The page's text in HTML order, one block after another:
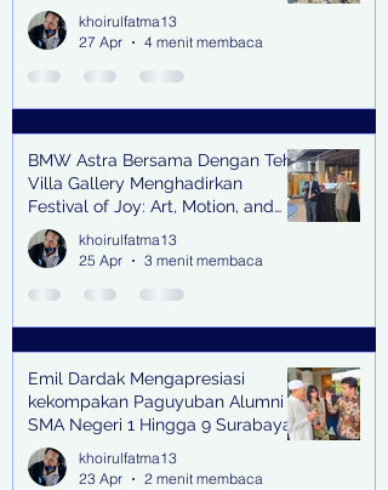
Trenggalek
khoirulfatma13
27 Apr
4 menit membaca
BMW Astra Bersama Dengan Teh
Villa Gallery Menghadirkan
Festival of Joy: Art, Motion, and
Scent
khoirulfatma13
25 Apr
3 menit membaca
Emil Dardak Mengapresiasi
kekompakan Paguyuban Alumni
SMA Negeri 1 Hingga 9 Surabaya
(Pasmanbaya) dalam Kegiatan
Halal Bihalal
khoirulfatma13
23 Apr
2 menit membaca